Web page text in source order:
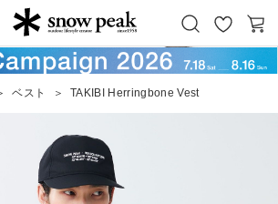
Snow Peak
お
気
カ
ー
ベスト ＞ TAKIBI Herringbone Vest